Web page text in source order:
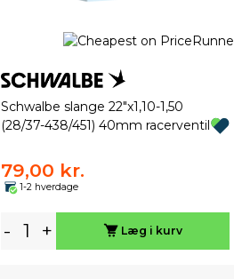
Schwalbe slange 22"x1,10-1,50
(28/37-438/451) 40mm racerventil
79,00 kr.
1-2 hverdage
- + Læg i kurv